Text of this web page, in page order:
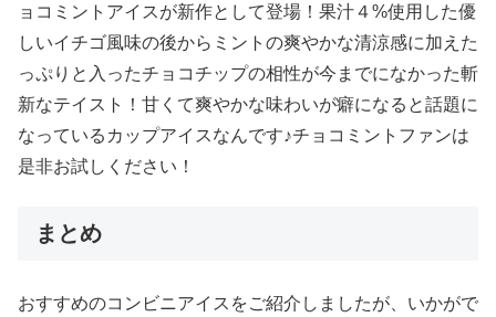
ョコミントアイスが新作として登場！果汁４%使用した優
しいイチゴ風味の後からミントの爽やかな清涼感に加えた
っぷりと入ったチョコチップの相性が今までになかった斬
新なテイスト！甘くて爽やかな味わいが癖になると話題に
なっているカップアイスなんです♪チョコミントファンは
是非お試しください！
まとめ
おすすめのコンビニアイスをご紹介しましたが、いかがで